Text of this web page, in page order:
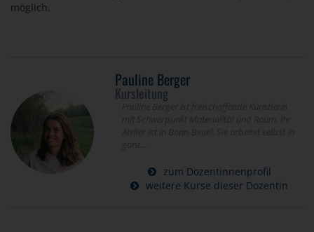
möglich.
Pauline Berger
Kursleitung
zum Dozentinnenprofil
weitere Kurse dieser Dozentin